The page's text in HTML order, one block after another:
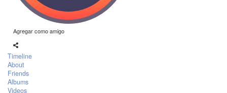
Agregar como amigo
Timeline
About
Friends
Albums
Videos